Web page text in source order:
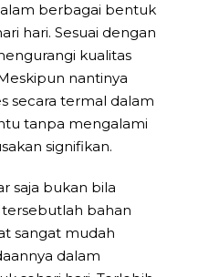
berbagai bentuk
hari. Sesuai dengan
kualitas
nantinya
secara termal dalam
tanpa mengalami
signifikan.
saja bukan bila
bahan
sangat mudah
dalam